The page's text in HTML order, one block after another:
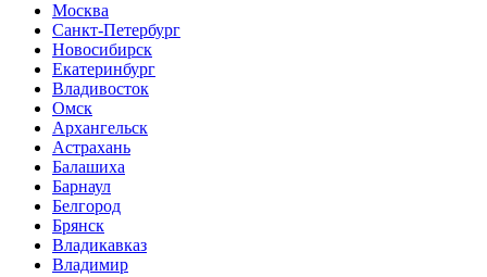
Москва
Санкт-Петербург
Новосибирск
Екатеринбург
Владивосток
Омск
Архангельск
Астрахань
Балашиха
Барнаул
Белгород
Брянск
Владикавказ
Владимир